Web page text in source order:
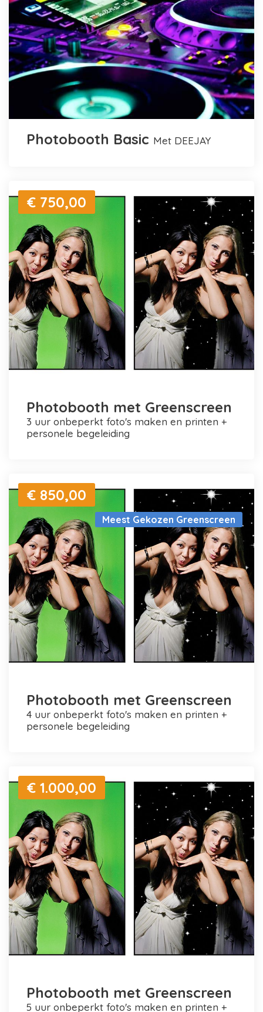
Photobooth Basic met DEEJAY
€ 750,00
Photobooth met Greenscreen
3 uur onbeperkt foto's maken en printen +
personele begeleiding
Meest Gekozen Greenscreen
€ 850,00
Photobooth met Greenscreen
4 uur onbeperkt foto's maken en printen +
personele begeleiding
€ 1.000,00
Photobooth met Greenscreen
5 uur onbeperkt foto's maken en printen +